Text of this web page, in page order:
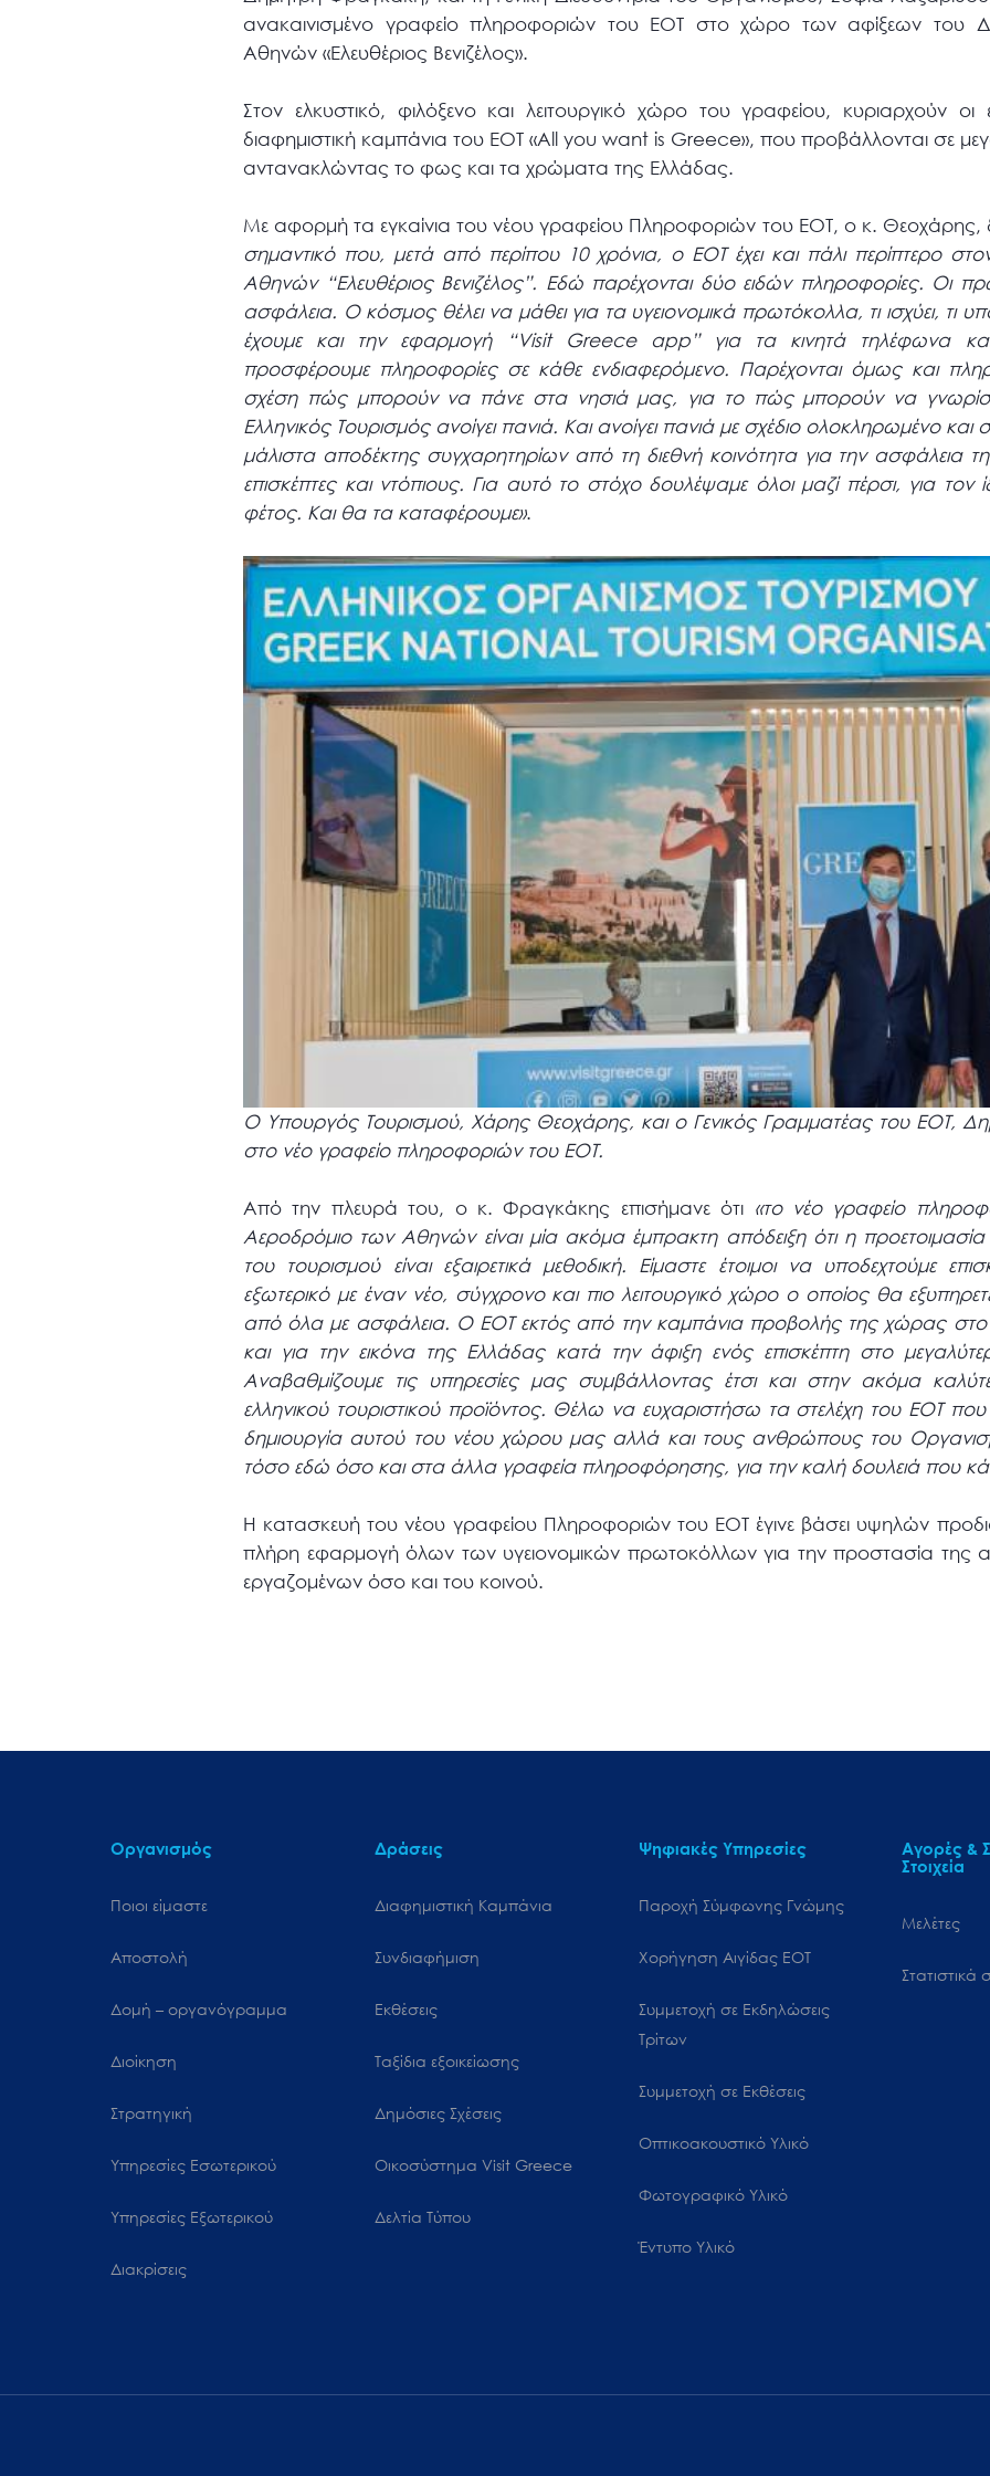
ανακαινισμένο γραφείο πληροφοριών του ΕΟΤ στο χώρο των αφίξεων του
Αθηνών «Ελευθέριος Βενιζέλος».
Στον ελκυστικό, φιλόξενο και λειτουργικό χώρο του γραφείου, κυριαρχούν
διαφημιστική καμπάνια του ΕΟΤ «All you want is Greece», που προβάλλονται σε
αντανακλώντας το φως και τα χρώματα της Ελλάδας.
Με αφορμή τα εγκαίνια του νέου γραφείου Πληροφοριών του ΕΟΤ, ο κ. Θεοχάρης,
σημαντικό που, μετά από περίπου 10 χρόνια, ο ΕΟΤ έχει και πάλι περίπτερο
Αθηνών “Ελευθέριος Βενιζέλος”. Εδώ παρέχονται δύο ειδών πληροφορίες. Οι
ασφάλεια. Ο κόσμος θέλει να μάθει για τα υγειονομικά πρωτόκολλα, τι ισχύει, τι
έχουμε και την εφαρμογή “Visit Greece app” για τα κινητά τηλέφωνα
προσφέρουμε πληροφορίες σε κάθε ενδιαφερόμενο. Παρέχονται όμως και
σχέση πώς μπορούν να πάνε στα νησιά μας, για το πώς μπορούν να
Ελληνικός Τουρισμός ανοίγει πανιά. Και ανοίγει πανιά με σχέδιο ολοκληρωμένο και
μάλιστα αποδέκτης συγχαρητηρίων από τη διεθνή κοινότητα για την ασφάλεια
επισκέπτες και ντόπιους. Για αυτό το στόχο δουλέψαμε όλοι μαζί πέρσι, για τον
φέτος. Και θα τα καταφέρουμε».
Ο Υπουργός Τουρισμού, Χάρης Θεοχάρης, και ο Γενικός Γραμματέας του ΕΟΤ,
στο νέο γραφείο πληροφοριών του ΕΟΤ.
Από την πλευρά του, ο κ. Φραγκάκης επισήμανε ότι «το νέο γραφείο
Αεροδρόμιο των Αθηνών είναι μία ακόμα έμπρακτη απόδειξη ότι η
του τουρισμού είναι εξαιρετικά μεθοδική. Είμαστε έτοιμοι να υποδεχτούμε
εξωτερικό με έναν νέο, σύγχρονο και πιο λειτουργικό χώρο ο οποίος θα
από όλα με ασφάλεια. Ο ΕΟΤ εκτός από την καμπάνια προβολής της χώρας στο
και για την εικόνα της Ελλάδας κατά την άφιξη ενός επισκέπτη στο
Αναβαθμίζουμε τις υπηρεσίες μας συμβάλλοντας έτσι και στην ακόμα
ελληνικού τουριστικού προϊόντος. Θέλω να ευχαριστήσω τα στελέχη του ΕΟΤ
δημιουργία αυτού του νέου χώρου μας αλλά και τους ανθρώπους του
τόσο εδώ όσο και στα άλλα γραφεία πληροφόρησης, για την καλή δουλειά που
Η κατασκευή του νέου γραφείου Πληροφοριών του ΕΟΤ έγινε βάσει υψηλών
πλήρη εφαρμογή όλων των υγειονομικών πρωτοκόλλων για την προστασία της
εργαζομένων όσο και του κοινού.
Οργανισμός
Ποιοι είμαστε
Αποστολή
Δομή – οργανόγραμμα
Διοίκηση
Στρατηγική
Υπηρεσίες Εσωτερικού
Υπηρεσίες Εξωτερικού
Διακρίσεις
Δράσεις
Διαφημιστική Καμπάνια
Συνδιαφήμιση
Εκθέσεις
Ταξίδια εξοικείωσης
Δημόσιες Σχέσεις
Oικοσύστημα Visit Greece
Δελτία Τύπου
Ψηφιακές Υπηρεσίες
Παροχή Σύμφωνης Γνώμης
Χορήγηση Αιγίδας ΕΟΤ
Συμμετοχή σε Εκδηλώσεις
Τρίτων
Συμμετοχή σε Εκθέσεις
Οπτικοακουστικό Υλικό
Φωτογραφικό Υλικό
Έντυπο Υλικό
Αγορές &
Στοιχεία
Μελέτες
Στατιστικά